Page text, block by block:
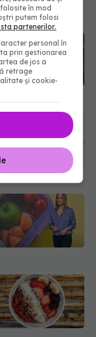
în mod
putem folosi
partenerilor.
personal în
prin gestionarea
de jos a
retrage
și cookie-